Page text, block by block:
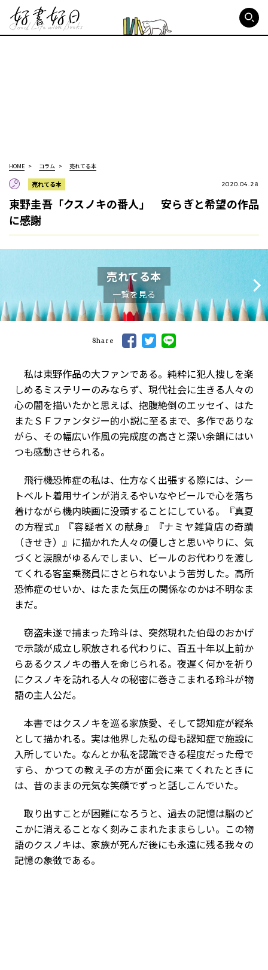
HOME コラム 売れてる本
売れてる本 2020.04.28
東野圭吾「クスノキの番人」 安らぎと希望の作品
に感謝
売れてる本
一覧を見る
Share
私は東野作品の大ファンである。純粋に犯人捜しを楽
しめるミステリーのみならず、現代社会に生きる人々の
心の闇を描いたかと思えば、抱腹絶倒のエッセイ、はた
またＳＦファンタジー的小説に至るまで、多作でありな
がら、その幅広い作風の完成度の高さと深い余韻にはい
つも感動させられる。
飛行機恐怖症の私は、仕方なく出張する際には、シー
トベルト着用サインが消えるやいなやビールで心を落ち
着けながら機内映画に没頭することにしている。『真夏
の方程式』『容疑者Ｘの献身』『ナミヤ雑貨店の奇蹟
（きせき）』に描かれた人々の優しさと思いやりに、気
づくと涙腺がゆるんでしまい、ビールのお代わりを渡し
てくれる客室乗務員にさとられないよう苦労した。高所
恐怖症のせいか、はたまた気圧の関係なのかは不明なま
まだ。
窃盗未遂で捕まった玲斗は、突然現れた伯母のおかげ
で示談が成立し釈放される代わりに、百五十年以上前か
らあるクスノキの番人を命じられる。夜遅く何かを祈り
にクスノキを訪れる人々の秘密に巻きこまれる玲斗が物
語の主人公だ。
本書ではクスノキを巡る家族愛、そして認知症が縦糸
として描かれる。実は他界した私の母も認知症で施設に
入所していた。なんとか私を認識できる程度だった母で
すら、かつての教え子の方が面会に来てくれたときに
は、昔のままの元気な笑顔でずっと話しこんでいた。
取り出すことが困難になろうと、過去の記憶は脳のど
こかに消えることなく刻みこまれたままらしい。この物
語のクスノキは、家族が死んだ後にも永遠に残る我々の
記憶の象徴である。